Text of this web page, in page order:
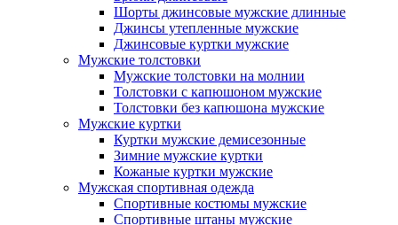
Шорты джинсовые мужские длинные
Джинсы утепленные мужские
Джинсовые куртки мужские
Мужские толстовки
Мужские толстовки на молнии
Толстовки с капюшоном мужские
Толстовки без капюшона мужские
Мужские куртки
Куртки мужские демисезонные
Зимние мужские куртки
Кожаные куртки мужские
Мужская спортивная одежда
Спортивные костюмы мужские
Спортивные штаны мужские